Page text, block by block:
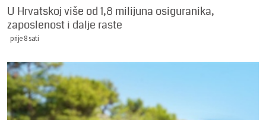
U Hrvatskoj više od 1,8 milijuna osiguranika,
zaposlenost i dalje raste
prije 8 sati